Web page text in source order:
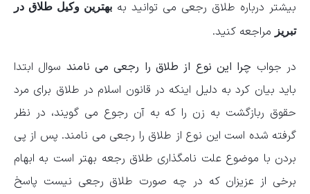
بیشتر درباره طلاق رجعی می توانید به بهترین وکیل طلاق در
تبریز مراجعه کنید.
در جواب چرا این نوع از طلاق را رجعی می نامند سوال ابتدا
باید بیان کرد به دلیل اینکه در قانون اسلام در طلاق برای مرد
حقوق ربازگشت به زن را که به آن رجوع می گویند، در نظر
گرفته شده است این نوع از طلاق را رجعی می نامند. پس از پی
بردن با موضوع علت نامگذاری طلاق رجعه بهتر است به ابهام
برخی از عزیزان که در چه صورت طلاق رجعی نیست پاسخ